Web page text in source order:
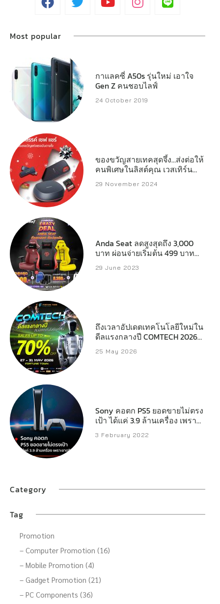
Most popular
กาแลคซี่ A50s รุ่นใหม่ เอาใจ
Gen Z คนชอบไลฟ์
24 October 2019
ของขวัญสายเทคสุดจึ้ง…ส่งต่อให้
คนพิเศษในลิสต์คุณ เวสเทิร์น
ดิจิตอล เปิดลิสต์สตอเรจ
ประสิทธิภาพสูงที่พร้อมเสริ์ฟทุก
29 November 2024
Anda Seat ลดสูงสุดถึง 3,000
บาท ผ่อนจ่ายเริ่มต้น 499 บาทต่อ
เดือน
29 June 2023
ถึงเวลาอัปเดตเทคโนโลยีใหม่ใน
ดีลแรงกลางปี COMTECH 2026
ลดสูงสุด 70%
25 May 2026
Sony คอตก PS5 ยอดขายไม่ตรง
เป้า ได้แค่ 3.9 ล้านเครื่อง เพราะ
ขาดชิป
3 February 2022
Category
Tag
Promotion
– Computer Promotion (16)
– Mobile Promotion (4)
– Gadget Promotion (21)
– PC Components (36)